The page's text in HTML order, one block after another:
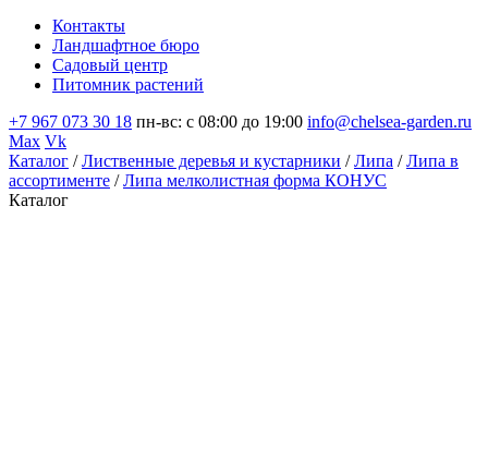
Контакты
Ландшафтное бюро
Садовый центр
Питомник растений
+7 967 073 30 18 пн-вс: с 08:00 до 19:00 info@chelsea-garden.ru
Max Vk
Каталог /Лиственные деревья и кустарники /Липа /Липа в
ассортименте /Липа мелколистная форма КОНУС
Каталог